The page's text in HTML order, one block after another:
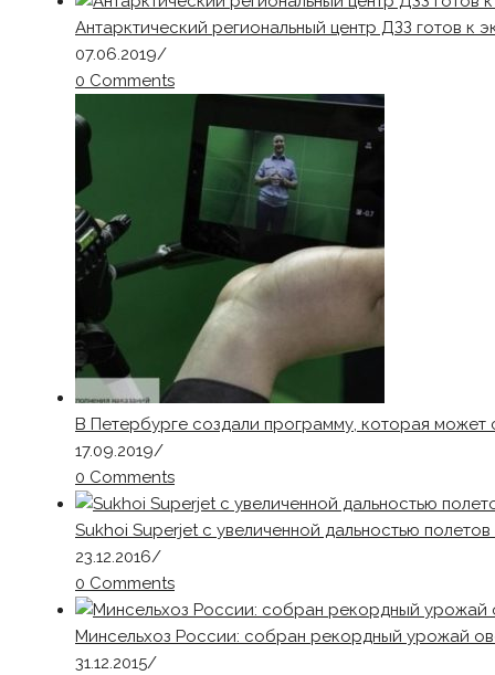
Антарктический региональный центр ДЗЗ готов к
07.06.2019/
0 Comments
В Петербурге создали программу, которая может
17.09.2019/
0 Comments
Sukhoi Superjet с увеличенной дальностью
23.12.2016/
0 Comments
Минсельхоз России: собран рекордный урожай
31.12.2015/